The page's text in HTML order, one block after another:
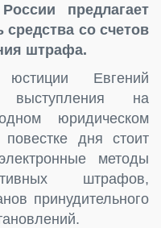
предлагает
со счетов
штрафа.
юстиции Евгений
на
юридическом
дня стоит
методы
штрафов,
принудительного